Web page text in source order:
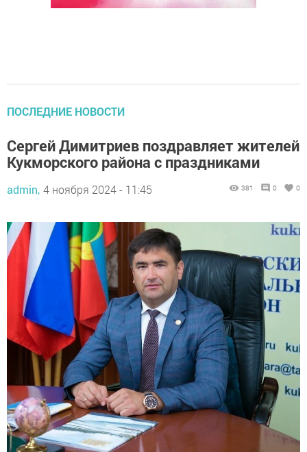
ПОСЛЕДНИЕ НОВОСТИ
Сергей Димитриев поздравляет жителей
Кукморского района с праздниками
admin, 4 ноября 2024 - 11:45 381 0 0